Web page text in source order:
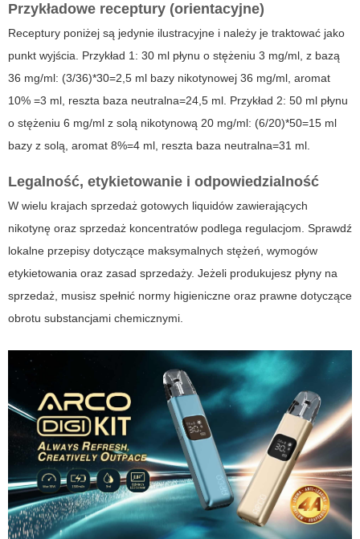
Przykładowe receptury (orientacyjne)
Receptury poniżej są jedynie ilustracyjne i należy je traktować jako
punkt wyjścia. Przykład 1: 30 ml płynu o stężeniu 3 mg/ml, z bazą
36 mg/ml: (3/36)*30=2,5 ml bazy nikotynowej 36 mg/ml, aromat
10% =3 ml, reszta baza neutralna=24,5 ml. Przykład 2: 50 ml płynu
o stężeniu 6 mg/ml z solą nikotynową 20 mg/ml: (6/20)*50=15 ml
bazy z solą, aromat 8%=4 ml, reszta baza neutralna=31 ml.
Legalność, etykietowanie i odpowiedzialność
W wielu krajach sprzedaż gotowych liquidów zawierających
nikotynę oraz sprzedaż koncentratów podlega regulacjom. Sprawdź
lokalne przepisy dotyczące maksymalnych stężeń, wymogów
etykietowania oraz zasad sprzedaży. Jeżeli produkujesz płyny na
sprzedaż, musisz spełnić normy higieniczne oraz prawne dotyczące
obrotu substancjami chemicznymi.